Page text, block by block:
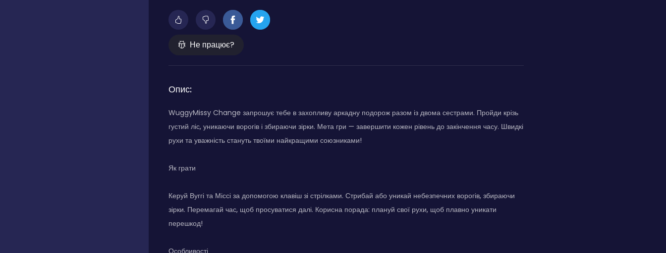
Не працює?
Опис:
WuggyMissy Change запрошує тебе в захопливу аркадну подорож разом із двома сестрами. Пройди крізь
густий ліс, уникаючи ворогів і збираючи зірки. Мета гри — завершити кожен рівень до закінчення часу. Швидкі
рухи та уважність стануть твоїми найкращими союзниками!
Як грати
Керуй Вуггі та Міссі за допомогою клавіш зі стрілками. Стрибай або уникай небезпечних ворогів, збираючи
зірки. Перемагай час, щоб просуватися далі. Корисна порада: плануй свої рухи, щоб плавно уникати
перешкод!
Особливості